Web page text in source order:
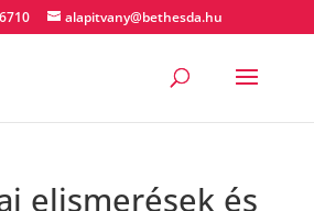
alapitvany@bethesda.hu
elismerések és